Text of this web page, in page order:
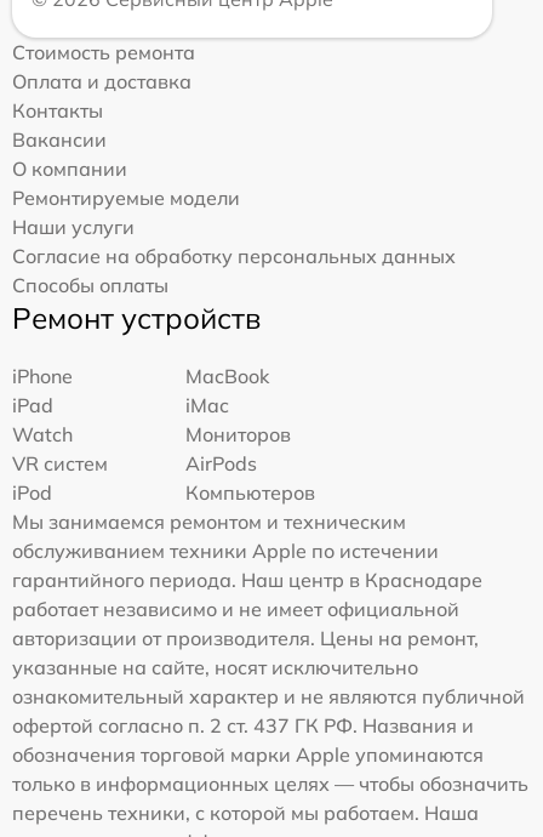
Стоимость ремонта
Оплата и доставка
Контакты
Вакансии
О компании
Ремонтируемые модели
Наши услуги
Согласие на обработку персональных данных
Способы оплаты
Ремонт устройств
iPhone
MacBook
iPad
iMac
Watch
Мониторов
VR систем
AirPods
iPod
Компьютеров
Мы занимаемся ремонтом и техническим
обслуживанием техники Apple по истечении
гарантийного периода. Наш центр в Краснодаре
работает независимо и не имеет официальной
авторизации от производителя. Цены на ремонт,
указанные на сайте, носят исключительно
ознакомительный характер и не являются публичной
офертой согласно п. 2 ст. 437 ГК РФ. Названия и
обозначения торговой марки Apple упоминаются
только в информационных целях — чтобы обозначить
перечень техники, с которой мы работаем. Наша